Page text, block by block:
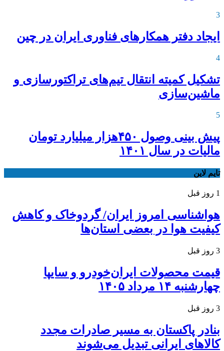
3
ایجاد دفتر همکارهای فناوری ایران در چین
4
تشکیل کمیته انتقال تیم‌های تراکتورسازی و
ماشین‌سازی
5
پیش بینی وصول ۴۵۰هزار میلیارد تومان
مالیات در سال ۱۴۰۱
تایم لاین
1 روز قبل
هواشناسی امروز ایران/ گردوخاک و کاهش
کیفیت هوا در بعضی استان‌ها
3 روز قبل
قیمت محصولات ایران‌خودرو و سایپا
چهارشنبه ۱۴ مرداد ۱۴۰۵
3 روز قبل
بنادر پاکستان به مسیر صادرات مجدد
کالاهای ایرانی تبدیل می‌شوند